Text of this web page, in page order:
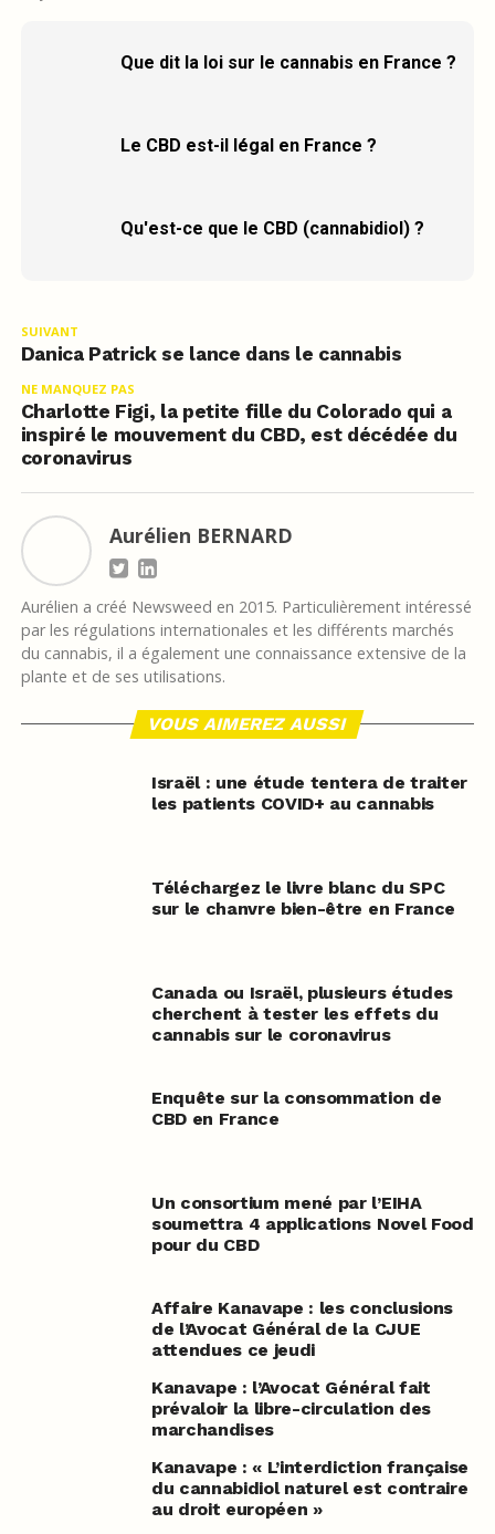
Que dit la loi sur le cannabis en France ?
Le CBD est-il légal en France ?
Qu'est-ce que le CBD (cannabidiol) ?
SUIVANT
Danica Patrick se lance dans le cannabis
NE MANQUEZ PAS
Charlotte Figi, la petite fille du Colorado qui a
inspiré le mouvement du CBD, est décédée du
coronavirus
Aurélien BERNARD
Aurélien a créé Newsweed en 2015. Particulièrement intéressé
par les régulations internationales et les différents marchés
du cannabis, il a également une connaissance extensive de la
plante et de ses utilisations.
VOUS AIMEREZ AUSSI
Israël : une étude tentera de traiter
les patients COVID+ au cannabis
Téléchargez le livre blanc du SPC
sur le chanvre bien-être en France
Canada ou Israël, plusieurs études
cherchent à tester les effets du
cannabis sur le coronavirus
Enquête sur la consommation de
CBD en France
Un consortium mené par l’EIHA
soumettra 4 applications Novel Food
pour du CBD
Affaire Kanavape : les conclusions
de l’Avocat Général de la CJUE
attendues ce jeudi
Kanavape : l’Avocat Général fait
prévaloir la libre-circulation des
marchandises
Kanavape : « L’interdiction française
du cannabidiol naturel est contraire
au droit européen »